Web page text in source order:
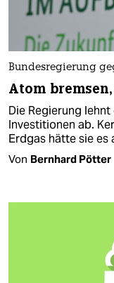
Bundesregierung
Atom
Die Regierung
Investitionen ab.
Erdgas hätte sie es
Von Bernhard Pötter